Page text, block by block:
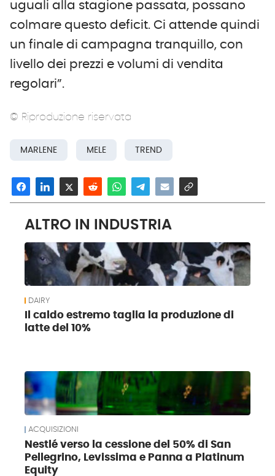
uguali alla stagione passata, possano
colmare questo deficit. Ci attende quindi
un finale di campagna tranquillo, con
livello dei prezzi e volumi di vendita
regolari”.
© Riproduzione riservata
MARLENE MELE TREND
ALTRO IN INDUSTRIA
DAIRY
Il caldo estremo taglia la produzione di
latte del 10%
ACQUISIZIONI
Nestlé verso la cessione del 50% di San
Pellegrino, Levissima e Panna a Platinum
Equity